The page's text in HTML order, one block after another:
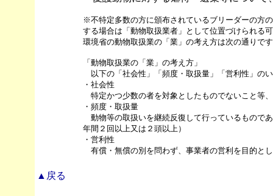
※不特定多数の方に頒布されているブリーダーの方
する場合は「動物取扱業者」として位置づけられる
環境省の動物取扱業の「業」の考え方は次の通りで
「動物取扱業の「業」の考え方」
以下の「社会性」「頻度・取扱量」「営利性」の
・社会性
特定かつ少数の者を対象としたものでないこと等
・頻度・取扱量
動物等の取扱いを継続反復して行っているもので
年間２回以上又は２頭以上）
・営利性
有償・無償の別を問わず、事業者の営利を目的と
▲戻る